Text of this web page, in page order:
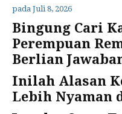
pada Juli 8, 2026
Bingung Cari
Perempuan
Berlian
Inilah Alasan
Lebih Nyaman